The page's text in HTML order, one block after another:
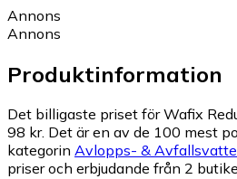
Annons
Annons
Produktinformation
Det billigaste priset för Wafix
98 kr. Det är en av de 100 mest
kategorin Avlopps- &
priser och erbjudande från 2